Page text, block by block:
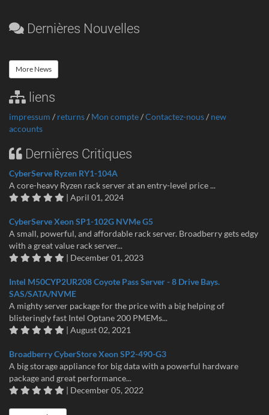
Dernières Nouvelles
More News
liens
impressum / returns/ Mon compte/Contactez-nous/ new
accounts
Dernières Critiques
CyberServe Ryzen RY1-104A
A core-heavy Ryzen rack server at an entry-level price ...
| April 01, 2024
CyberServe Xeon SP1-102G NVMe G5
A small, powerful, and affordable rack server. Broadberry gets edgy
with a great value rack server...
| December 01, 2023
Intel M50CYP2UR208 Coyote Pass Server - 8 Drive Bays.
SAS/SATA/NVME
A mighty server package for the price with a big helping of
blisteringly fast Intel Optane 200 PMEMs...
| August 02, 2021
Broadberry CyberStore Xeon SP2-490-G3
A big storage appliance for big data with a powerful hardware
package and great performance...
| December 05, 2022